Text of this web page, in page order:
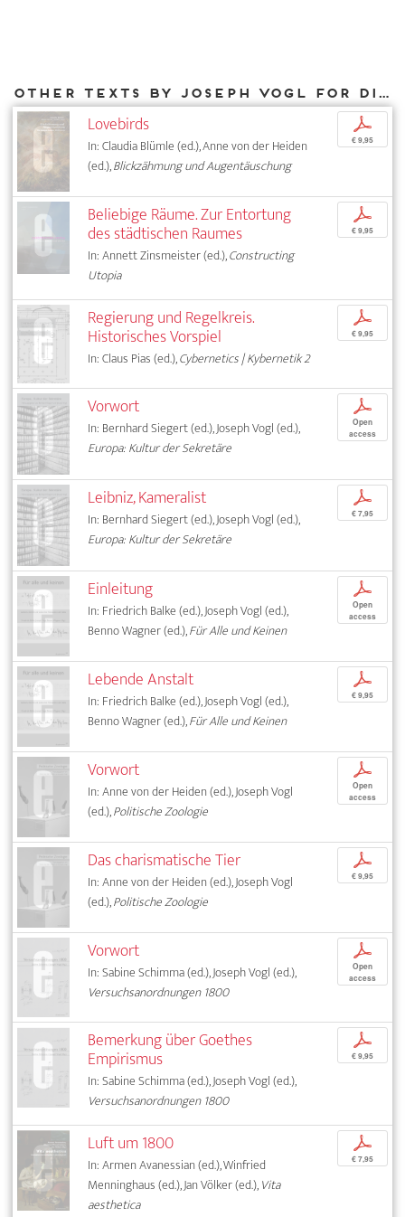
Other texts by Joseph Vogl for DIAPHANES
Lovebirds
In: Claudia Blümle (ed.), Anne von der Heiden
(ed.),Blickzähmung und Augentäuschung
p
€ 9,95
Beliebige Räume. Zur Entortung
des städtischen Raumes
In: Annett Zinsmeister (ed.),Constructing
Utopia
p
€ 9,95
Regierung und Regelkreis.
Historisches Vorspiel
In: Claus Pias (ed.),Cybernetics | Kybernetik 2
p
€ 9,95
Vorwort
In: Bernhard Siegert (ed.), Joseph Vogl (ed.),
Europa: Kultur der Sekretäre
p
Open
access
Leibniz, Kameralist
In: Bernhard Siegert (ed.), Joseph Vogl (ed.),
Europa: Kultur der Sekretäre
p
€ 7,95
Einleitung
In: Friedrich Balke (ed.), Joseph Vogl (ed.),
Benno Wagner (ed.),Für Alle und Keinen
p
Open
access
Lebende Anstalt
In: Friedrich Balke (ed.), Joseph Vogl (ed.),
Benno Wagner (ed.),Für Alle und Keinen
p
€ 9,95
Vorwort
In: Anne von der Heiden (ed.), Joseph Vogl
(ed.),Politische Zoologie
p
Open
access
Das charismatische Tier
In: Anne von der Heiden (ed.), Joseph Vogl
(ed.),Politische Zoologie
p
€ 9,95
Vorwort
In: Sabine Schimma (ed.), Joseph Vogl (ed.),
Versuchsanordnungen 1800
p
Open
access
Bemerkung über Goethes
Empirismus
In: Sabine Schimma (ed.), Joseph Vogl (ed.),
Versuchsanordnungen 1800
p
€ 9,95
Luft um 1800
In: Armen Avanessian (ed.), Winfried
Menninghaus (ed.), Jan Völker (ed.),Vita
aesthetica
p
€ 7,95